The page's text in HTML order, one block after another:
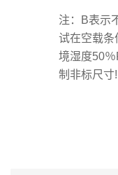
注：B表示
试在空载
境湿度50
制非标尺寸!